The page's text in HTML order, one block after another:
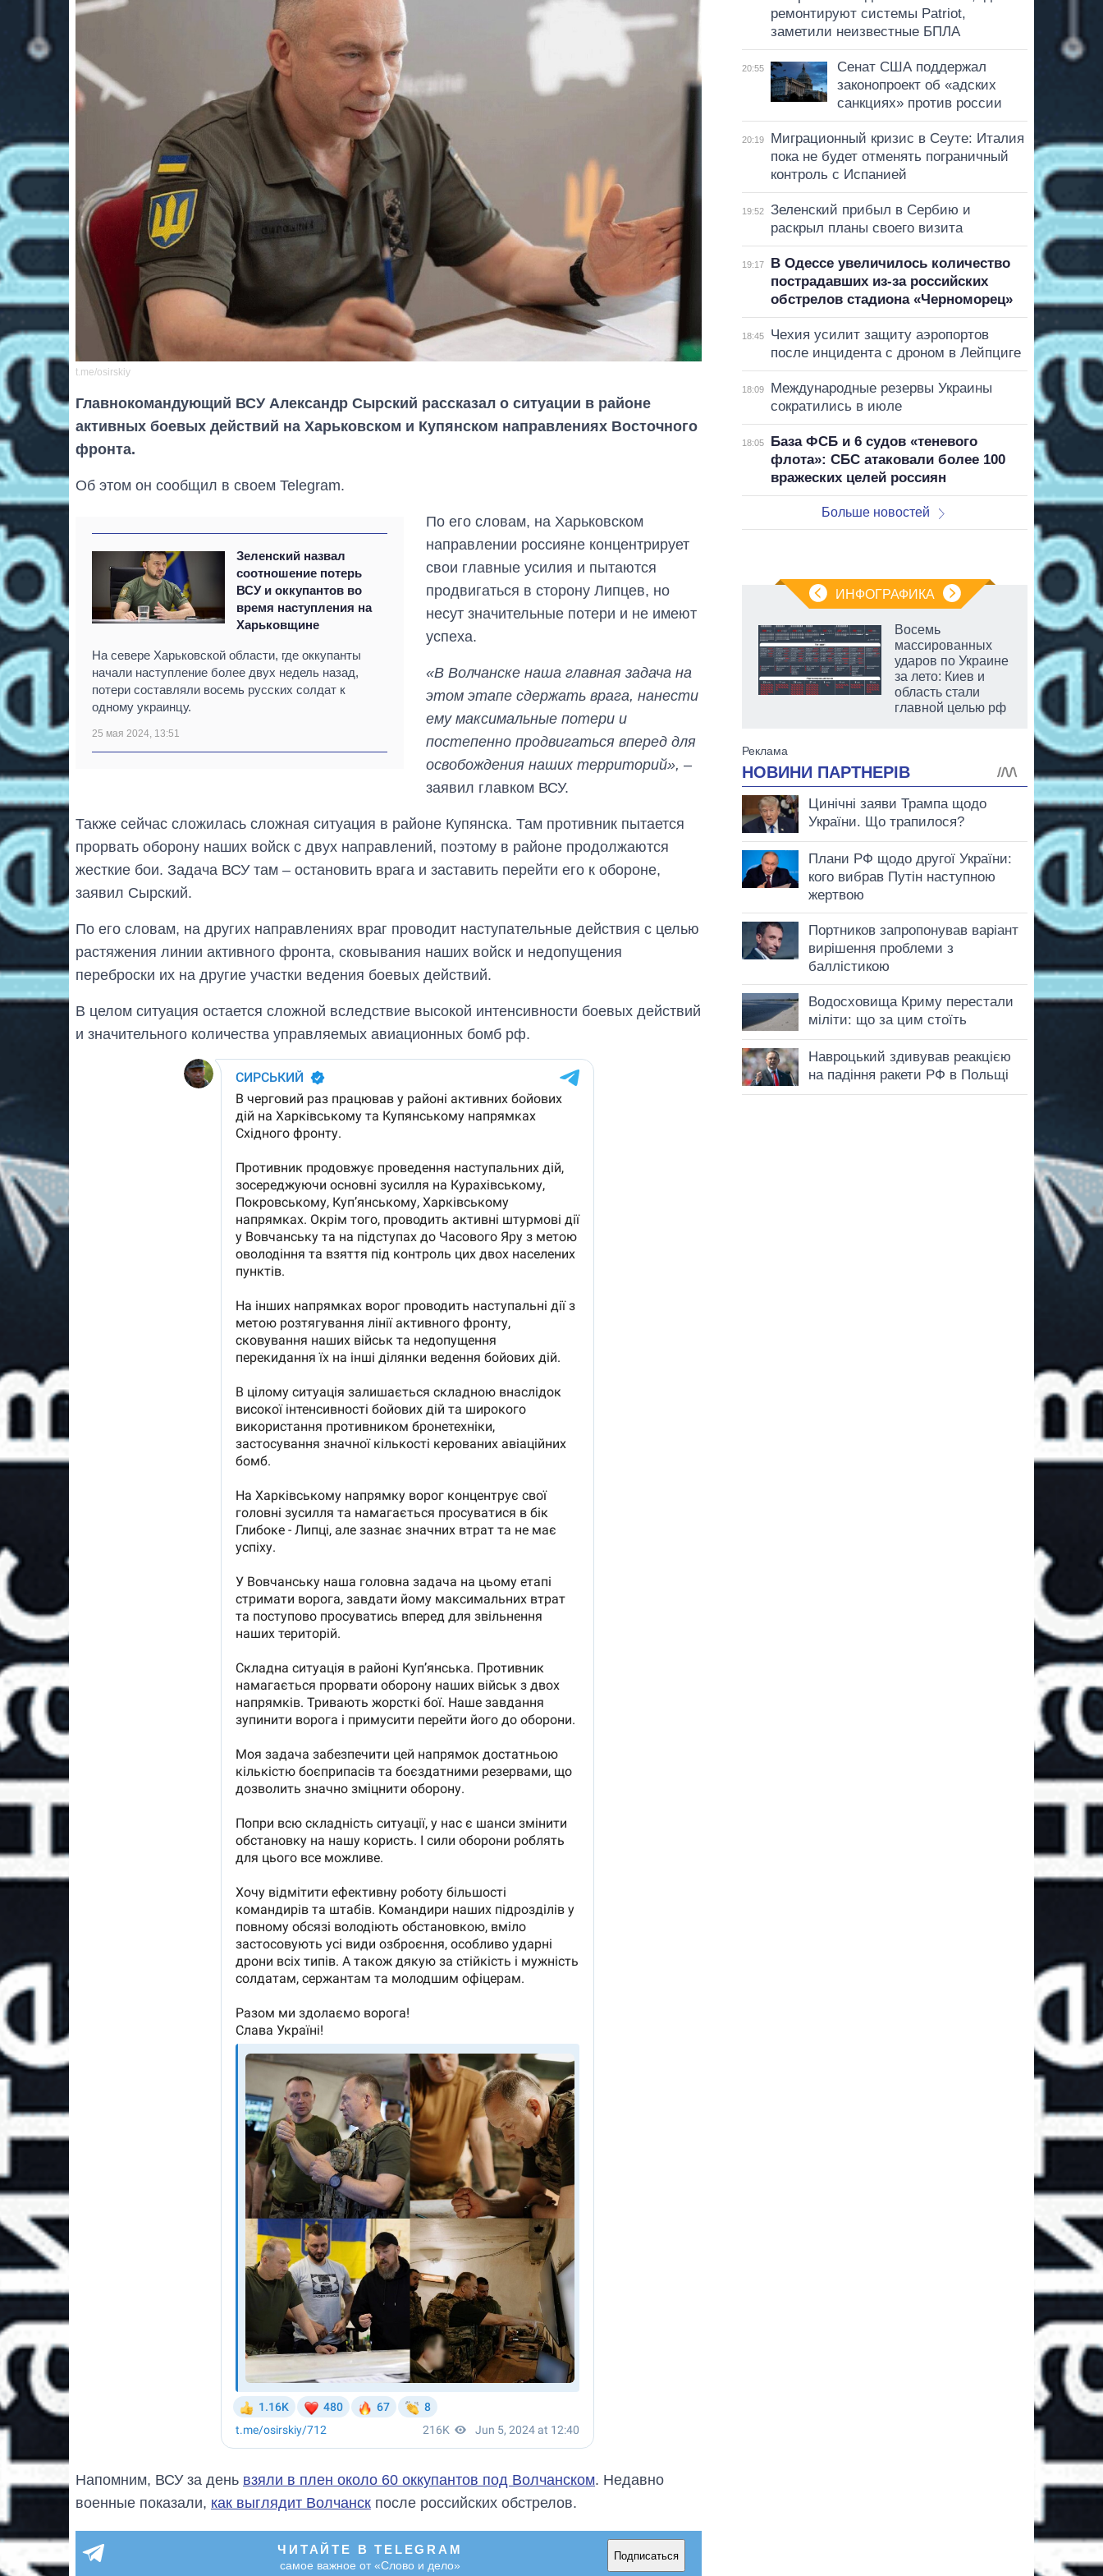
t.me/osirskiy
Главнокомандующий ВСУ Александр Сырский рассказал о ситуации в районе
активных боевых действий на Харьковском и Купянском направлениях Восточного
фронта.
Об этом он сообщил в своем Telegram.
Зеленский назвал
соотношение потерь
ВСУ и оккупантов во
время наступления на
Харьковщине
На севере Харьковской области, где оккупанты
начали наступление более двух недель назад,
потери составляли восемь русских солдат к
одному украинцу.
25 мая 2024, 13:51
По его словам, на Харьковском
направлении россияне концентрирует
свои главные усилия и пытаются
продвигаться в сторону Липцев, но
несут значительные потери и не имеют
успеха.
«В Волчанске наша главная задача на
этом этапе сдержать врага, нанести
ему максимальные потери и
постепенно продвигаться вперед для
освобождения наших территорий», –
заявил главком ВСУ.
Также сейчас сложилась сложная ситуация в районе Купянска. Там противник пытается
прорвать оборону наших войск с двух направлений, поэтому в районе продолжаются
жесткие бои. Задача ВСУ там – остановить врага и заставить перейти его к обороне,
заявил Сырский.
По его словам, на других направлениях враг проводит наступательные действия с целью
растяжения линии активного фронта, сковывания наших войск и недопущения
переброски их на другие участки ведения боевых действий.
В целом ситуация остается сложной вследствие высокой интенсивности боевых действий
и значительного количества управляемых авиационных бомб рф.
Напомним, ВСУ за день взяли в плен около 60 оккупантов под Волчанском. Недавно
военные показали, как выглядит Волчанск после российских обстрелов.
ЧИТАЙТЕ В TELEGRAM
самое важное от «Слово и дело»
Подписаться
ремонтируют системы Patriot,
заметили неизвестные БПЛА
20:55
Сенат США поддержал
законопроект об «адских
санкциях» против россии
20:19
Миграционный кризис в Сеуте: Италия
пока не будет отменять пограничный
контроль с Испанией
19:52
Зеленский прибыл в Сербию и
раскрыл планы своего визита
19:17
В Одессе увеличилось количество
пострадавших из-за российских
обстрелов стадиона «Черноморец»
18:45
Чехия усилит защиту аэропортов
после инцидента с дроном в Лейпциге
18:09
Международные резервы Украины
сократились в июле
18:05
База ФСБ и 6 судов «теневого
флота»: СБС атаковали более 100
вражеских целей россиян
Больше новостей
ИНФОГРАФИКА
последние годы и
что прогнозируют
Восемь
массированных
ударов по Украине
за лето: Киев и
область стали
главной целью рф